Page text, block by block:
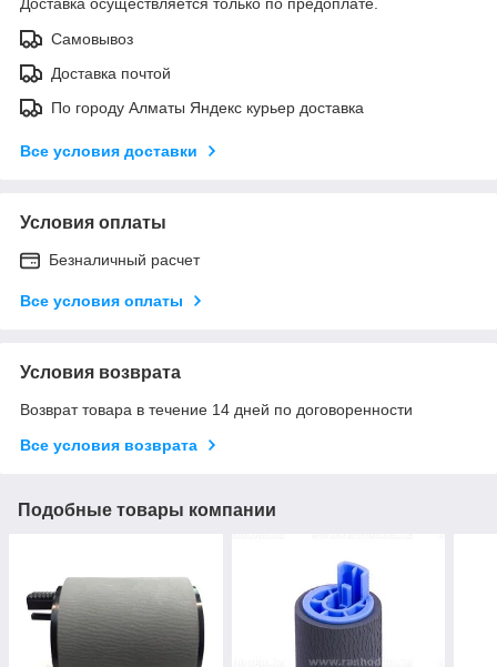
Самовывоз
Доставка почтой
По городу Алматы Яндекс курьер доставка
Все условия доставки
Условия оплаты
Безналичный расчет
Все условия оплаты
Условия возврата
Возврат товара в течение 14 дней по договоренности
Все условия возврата
Подобные товары компании